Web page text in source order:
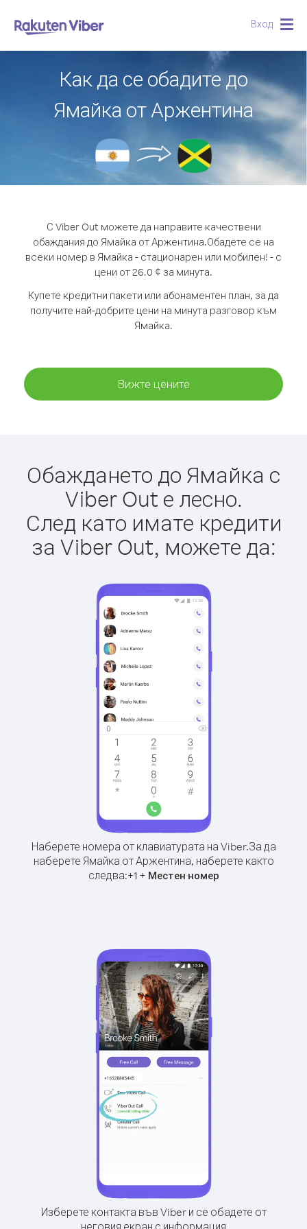
Вход
Как да се обадите до
Ямайка от Аржентина
С Viber Out можете да направите качествени
обаждания до Ямайка от Аржентина.Обадете се на
всеки номер в Ямайка - стационарен или мобилен! - с
цени от 26.0 ¢ за минута.
Купете кредитни пакети или абонаментен план, за да
получите най-добрите цени на минута разговор към
Ямайка.
Вижте цените
Обаждането до Ямайка с
Viber Out е лесно.
След като имате кредити
за Viber Out, можете да:
Наберете номера от клавиатурата на Viber.За да
наберете Ямайка от Аржентина, наберете както
следва:+1+ Местен номер
Изберете контакта във Viber и се обадете от
неговия екран с информация